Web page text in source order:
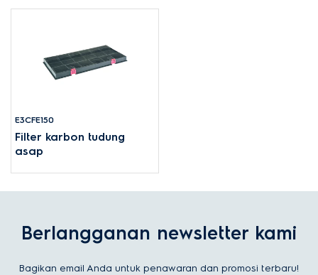
E3CFE150
Filter karbon tudung
asap
Berlangganan newsletter kami
Bagikan email Anda untuk penawaran dan promosi terbaru!